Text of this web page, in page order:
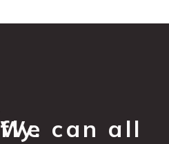
We can all fly.